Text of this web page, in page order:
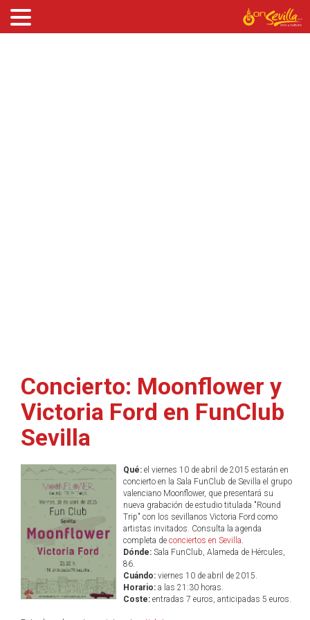
Concierto: Moonflower y
Victoria Ford en FunClub
Sevilla
Qué:el viernes 10 de abril de 2015 estarán en
concierto en la Sala FunClub de Sevilla el grupo
valenciano Moonflower, que presentará su
nueva grabación de estudio titulada "Round
Trip" con los sevillanos Victoria Ford como
artistas invitados. Consulta la agenda
completa de conciertos en Sevilla.
Dónde:Sala FunClub, Alameda de Hércules,
86.
Cuándo:viernes 10 de abril de 2015.
Horario:a las 21:30 horas.
Coste:entradas 7 euros, anticipadas 5 euros.